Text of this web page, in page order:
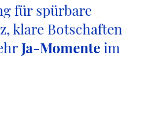
für spürbare
klare Botschaften
Ja-Momente im